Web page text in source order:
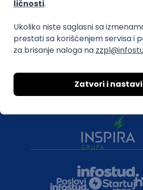
Kontakt
Druželjubivi smo!